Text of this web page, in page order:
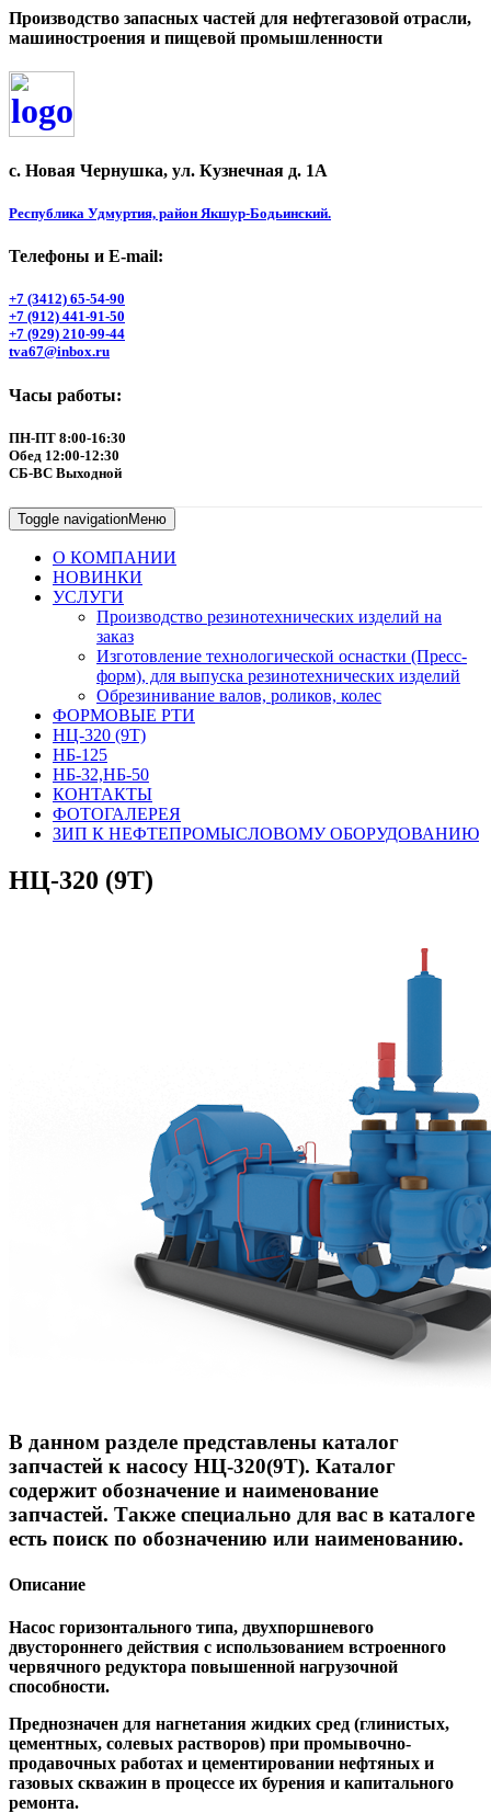
Производство запасных частей для нефтегазовой отрасли,
машиностроения и пищевой промышленности
с. Новая Чернушка, ул. Кузнечная д. 1А
Республика Удмуртия, район Якшур-Бодьинский.
Телефоны и Е-mail:
+7 (3412) 65-54-90
+7 (912) 441-91-50
+7 (929) 210-99-44
tva67@inbox.ru
Часы работы:
ПН-ПТ 8:00-16:30
Обед 12:00-12:30
СБ-ВС Выходной
Toggle navigationМеню
О КОМПАНИИ
НОВИНКИ
УСЛУГИ
Производство резинотехнических изделий на
заказ
Изготовление технологической оснастки (Пресс-
форм), для выпуска резинотехнических изделий
Обрезинивание валов, роликов, колес
ФОРМОВЫЕ РТИ
НЦ-320 (9Т)
НБ-125
НБ-32,НБ-50
КОНТАКТЫ
ФОТОГАЛЕРЕЯ
ЗИП К НЕФТЕПРОМЫСЛОВОМУ ОБОРУДОВАНИЮ
НЦ-320 (9Т)
В данном разделе представлены каталог
запчастей к насосу НЦ-320(9Т). Каталог
содержит обозначение и наименование
запчастей. Также специально для вас в каталоге
есть поиск по обозначению или наименованию.
Описание
Насос горизонтального типа, двухпоршневого
двустороннего действия с использованием встроенного
червячного редуктора повышенной нагрузочной
способности.
Преднозначен для нагнетания жидких сред (глинистых,
цементных, солевых растворов) при промывочно-
продавочных работах и цементировании нефтяных и
газовых скважин в процессе их бурения и капитального
ремонта.